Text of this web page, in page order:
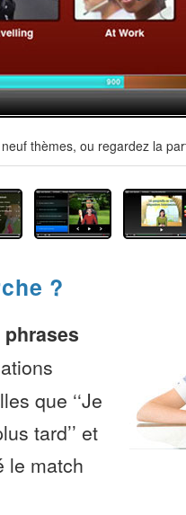
thèmes, ou regardez la
?
phrases
que ‘‘Je
tard’’ et
le match